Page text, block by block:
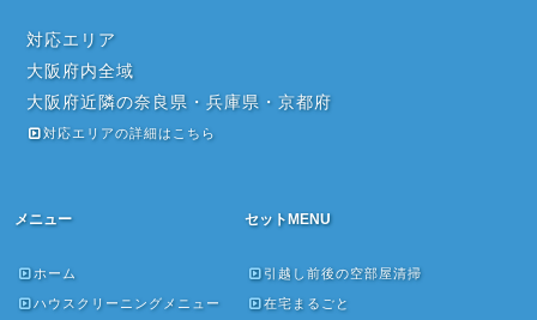
対応エリア
大阪府内全域
大阪府近隣の奈良県・兵庫県・京都府
対応エリアの詳細はこちら
メニュー
ホーム
ハウスクリーニングメニュー
セットMENU
引越し前後の空部屋清掃
在宅まるごと